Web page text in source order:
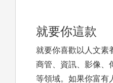
就要你這款
就要你喜歡以人文素
商管、資訊、影像、
等領域。如果你富有